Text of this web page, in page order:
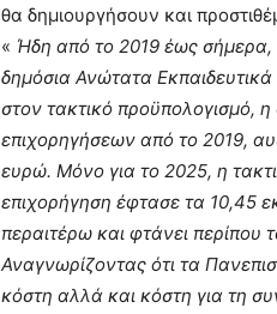
θα δημιουργήσουν και
« Ήδη από το 2019 έως
δημόσια Ανώτατα
στον τακτικό προϋπολογισμό,
επιχορηγήσεων από το 2019,
ευρώ. Μόνο για το 2025, η
επιχορήγηση έφτασε τα 10,45
περαιτέρω και φτάνει
Αναγνωρίζοντας ότι τα
κόστη αλλά και κόστη για τη